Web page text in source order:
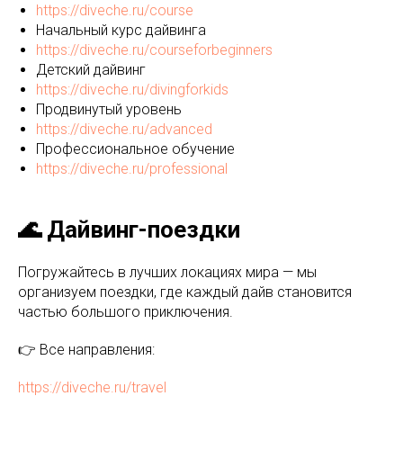
https://diveche.ru/course
Начальный курс дайвинга
https://diveche.ru/courseforbeginners
Детский дайвинг
https://diveche.ru/divingforkids
Продвинутый уровень
https://diveche.ru/advanced
Профессиональное обучение
https://diveche.ru/professional
🌊 Дайвинг-поездки
Погружайтесь в лучших локациях мира — мы
организуем поездки, где каждый дайв становится
частью большого приключения.
👉 Все направления:
https://diveche.ru/travel